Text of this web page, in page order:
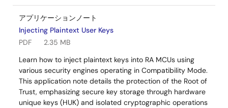
アプリケーションノート
Injecting Plaintext User Keys
PDF
2.35 MB
Learn how to inject plaintext keys into RA MCUs using
various security engines operating in Compatibility Mode.
This application note details the protection of the Root of
Trust, emphasizing secure key storage through hardware
unique keys (HUK) and isolated cryptographic operations